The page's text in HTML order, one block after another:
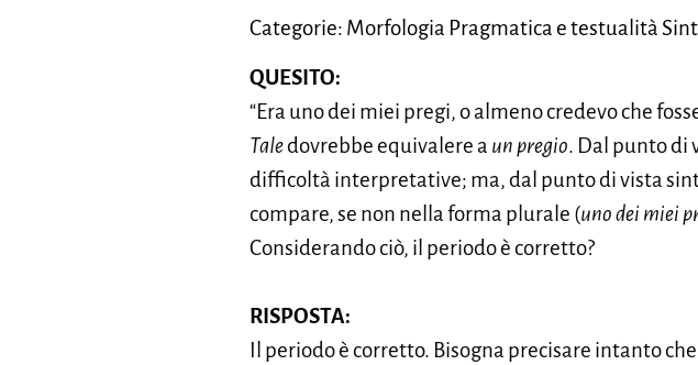
Categorie: Morfologia Pragmatica e testualità
QUESITO:
“Era uno dei miei pregi, o almeno credevo che
Taledovrebbe equivalere a un pregio. Dal punto di
difficoltà interpretative; ma, dal punto di vista
compare, se non nella forma plurale (uno dei miei
Considerando ciò, il periodo è corretto?
RISPOSTA:
Il periodo è corretto. Bisogna precisare intanto